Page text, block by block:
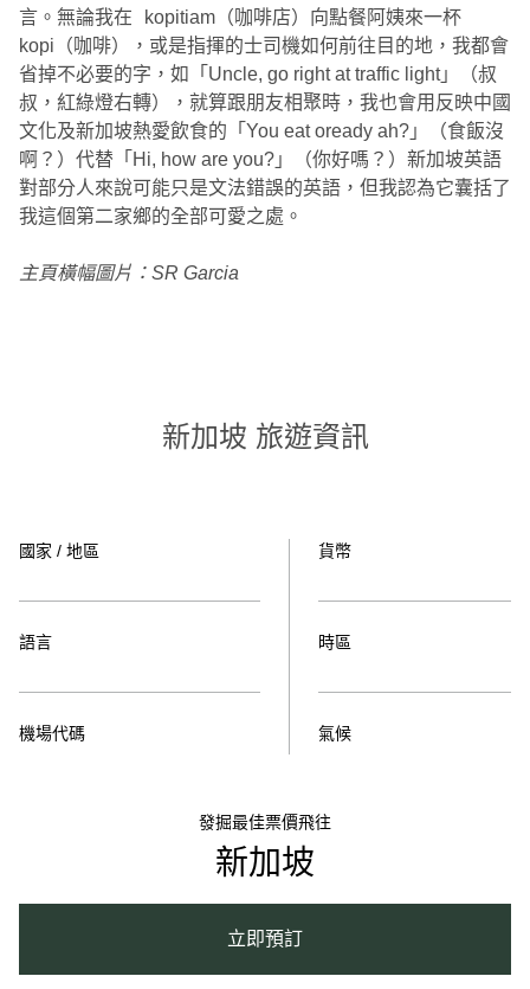
言。無論我在 kopitiam（咖啡店）向點餐阿姨來一杯
kopi（咖啡），或是指揮的士司機如何前往目的地，我都會
省掉不必要的字，如「Uncle‭, ‬go right at traffic light」（叔
叔，紅綠燈右轉），就算跟朋友相聚時，我也會用反映中國
文化及新加坡熱愛飲食的「You eat oready ah‭?‬」（食飯沒
啊？）代替「Hi‭, ‬how are you‭?‬」（你好嗎？）新加坡英語
對部分人來說可能只是文法錯誤的英語，但我認為它囊括了
我這個第二家鄉的全部可愛之處。
主頁橫幅圖片：SR Garcia
新加坡 旅遊資訊
國家 / 地區
語言
機場代碼
貨幣
時區
氣候
發掘最佳票價飛往
新加坡
立即預訂